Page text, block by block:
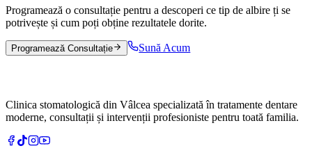
Programează o consultație pentru a descoperi ce tip de albire ți se
potrivește și cum poți obține rezultatele dorite.
Programează Consultație Sună Acum
Clinica stomatologică din Vâlcea specializată în tratamente dentare
moderne, consultații și intervenții profesioniste pentru toată familia.